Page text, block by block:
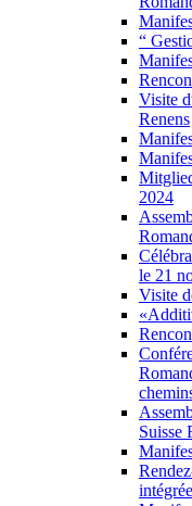
“
Visite
Renens
2024
le 21
Visite
Suisse